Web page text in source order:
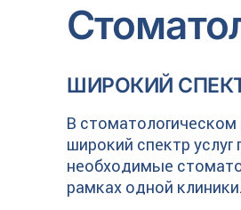
ШИРОКИЙ
В стоматологическом
широкий спектр
необходимые
рамках одной клиники.